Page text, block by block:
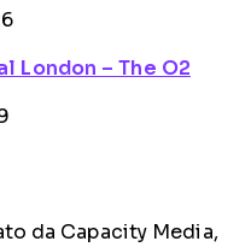
London – The O2
da Capacity Media,